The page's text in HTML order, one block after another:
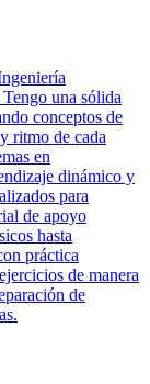
una sólida
conceptos de
ritmo de cada
en
dinámico y
para
de apoyo
hasta
práctica
de manera
de